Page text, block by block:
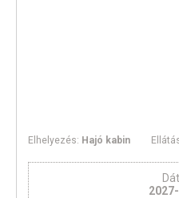
Elhelyezés: Hajó kabin